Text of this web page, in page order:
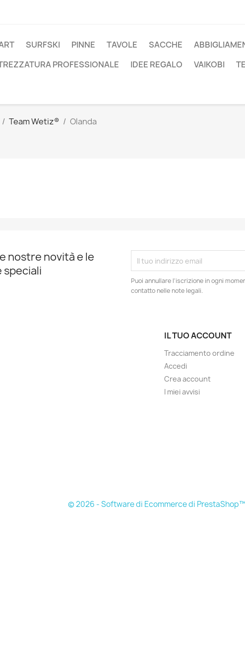
SURFSKI PINNE TAVOLE SACCHE
PROFESSIONALE
IDEE REGALO VAIKOBI
Team Wetiz® Olanda
nostre novità e le
Puoi annullare l'iscrizione in ogni
contatto nelle note legali.
IL TUO ACCOUNT
Tracciamento ordine
Accedi
Crea account
I miei avvisi
© 2026 - Software di Ecommerce di PrestaShop™